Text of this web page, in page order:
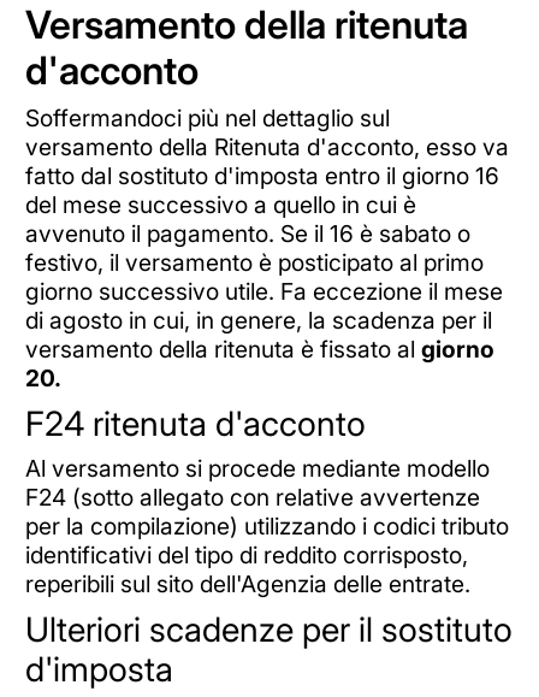
Versamento della ritenuta
d'acconto
Soffermandoci più nel dettaglio sul
versamento della Ritenuta d'acconto, esso va
fatto dal sostituto d'imposta entro il giorno 16
del mese successivo a quello in cui è
avvenuto il pagamento. Se il 16 è sabato o
festivo, il versamento è posticipato al primo
giorno successivo utile. Fa eccezione il mese
di agosto in cui, in genere, la scadenza per il
versamento della ritenuta è fissato al giorno
20.
F24 ritenuta d'acconto
Al versamento si procede mediante modello
F24 (sotto allegato con relative avvertenze
per la compilazione) utilizzando i codici tributo
identificativi del tipo di reddito corrisposto,
reperibili sul sito dell'Agenzia delle entrate.
Ulteriori scadenze per il sostituto
d'imposta